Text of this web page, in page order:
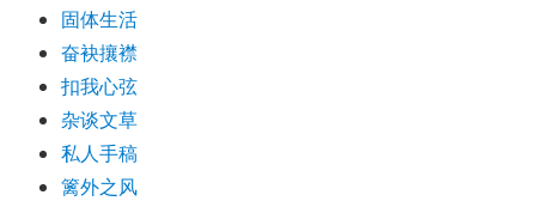
固体生活
奋袂攘襟
扣我心弦
杂谈文草
私人手稿
篱外之风